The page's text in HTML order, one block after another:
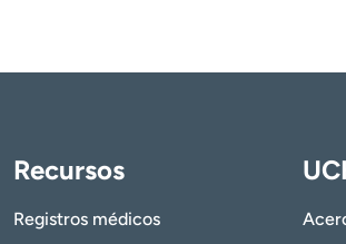
Recursos
Registros médicos